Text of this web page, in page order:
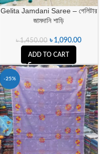
Gelita Jamdani Saree – গেলিটার
জামদানি শাড়ি
৳1,450.00 ৳ 1,090.00
ADD TO CART
-25%